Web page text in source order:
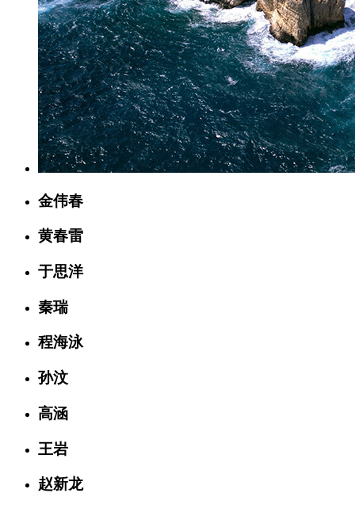
金伟春
黄春雷
于思洋
秦瑞
程海泳
孙汶
高涵
王岩
赵新龙